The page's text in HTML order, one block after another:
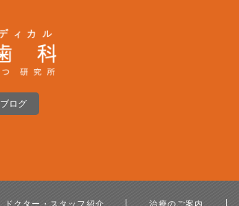
ブログ